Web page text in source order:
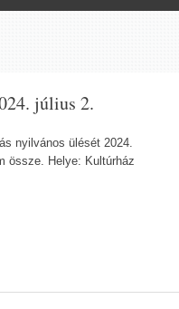
július 2.
nyilvános ülését 2024.
össze. Helye: Kultúrház